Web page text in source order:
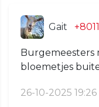
Gait +8011
Burgemeesters
bloemetjes
26-10-2025 19:26